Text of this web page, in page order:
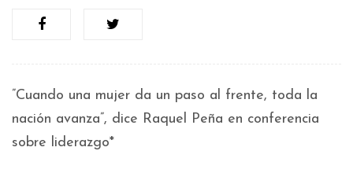
”Cuando una mujer da un paso al frente, toda la
nación avanza”, dice Raquel Peña en conferencia
sobre liderazgo*